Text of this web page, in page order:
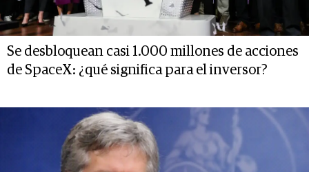
Se desbloquean casi 1.000 millones de acciones
de SpaceX: ¿qué significa para el inversor?